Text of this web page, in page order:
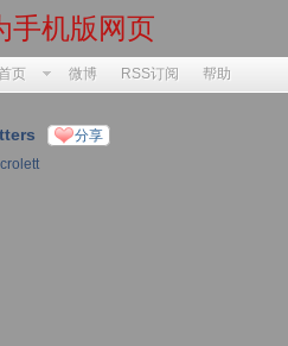
手机版网页
页 微博 RSS订阅 帮助
分享